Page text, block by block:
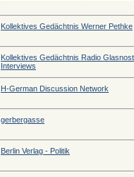
Kollektives Gedächtnis Werner Pethke
Kollektives Gedächtnis Radio Glasnost
Interviews
H-German Discussion Network
gerbergasse
Berlin Verlag - Politik